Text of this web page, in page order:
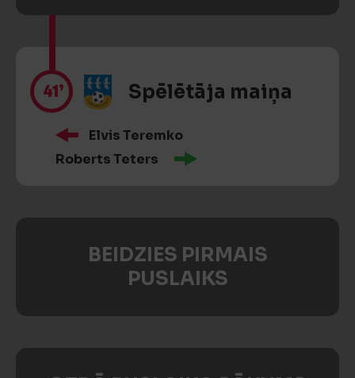
41’ Spēlētāja maiņa
Elvis Teremko
Roberts Teters
BEIDZIES PIRMAIS
PUSLAIKS